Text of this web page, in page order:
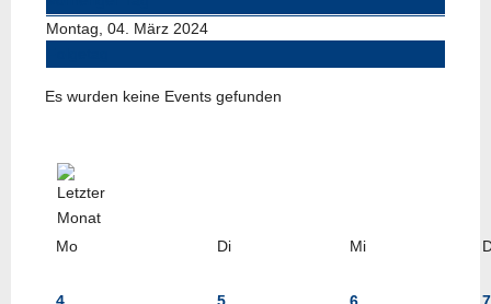
Montag, 04. März 2024
Es wurden keine Events gefunden
Mo Di Mi